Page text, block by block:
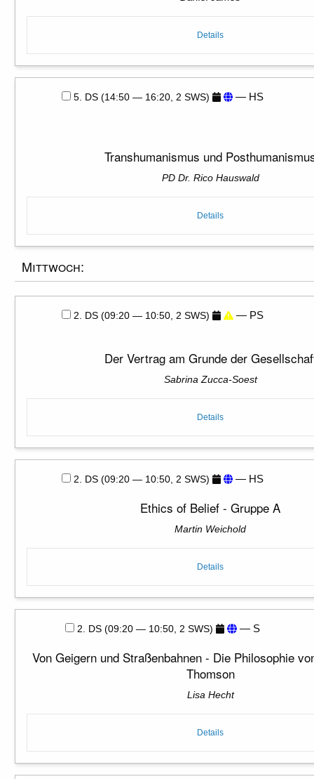
Details
5. DS (14:50 — 16:20, 2 SWS) — HS
Transhumanismus und
PD Dr. Rico Hauswald
Details
Mittwoch:
2. DS (09:20 — 10:50, 2 SWS) — PS
Der Vertrag am Grunde der
Sabrina Zucca-Soest
Details
2. DS (09:20 — 10:50, 2 SWS) — HS
Ethics of Belief - Gruppe A
Martin Weichold
Details
2. DS (09:20 — 10:50, 2 SWS) — S
Von Geigern und Straßenbahnen - Die Philosophie
Thomson
Lisa Hecht
Details